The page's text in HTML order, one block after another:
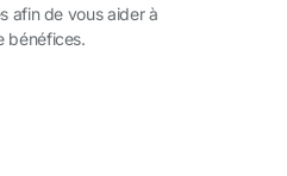
afin de vous aider à
bénéfices.